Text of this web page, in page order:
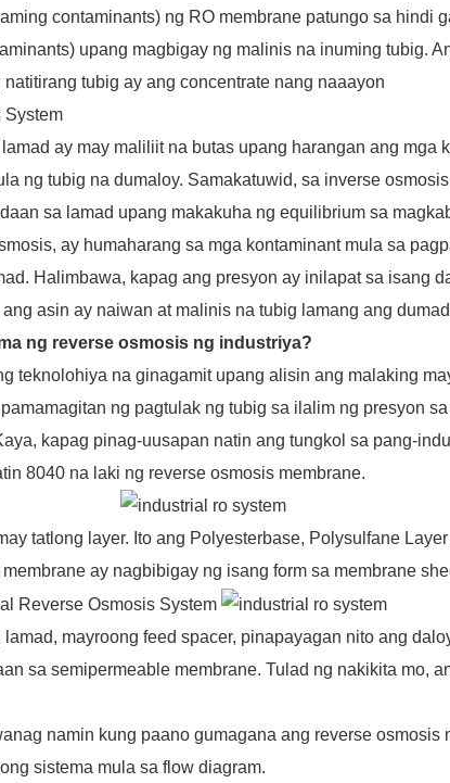
contaminants) ng RO membrane patungo sa hindi
upang magbigay ng malinis na inuming tubig.
tubig ay ang concentrate nang naaayon
ay may maliliit na butas upang harangan ang mga
ng tubig na dumaloy. Samakatuwid, sa inverse
sa lamad upang makakuha ng equilibrium sa
ay humaharang sa mga kontaminant mula sa
Halimbawa, kapag ang presyon ay inilapat sa isang
asin ay naiwan at malinis na tubig lamang ang
ng reverse osmosis ng industriya?
teknolohiya na ginagamit upang alisin ang malaking
ng pagtulak ng tubig sa ilalim ng presyon
kapag pinag-uusapan natin ang tungkol sa pang-
8040 na laki ng reverse osmosis membrane.
tatlong layer. Ito ang Polyesterbase, Polysulfane
ay nagbibigay ng isang form sa membrane
mayroong feed spacer, pinapayagan nito ang
sa semipermeable membrane. Tulad ng nakikita mo,
namin kung paano gumagana ang reverse osmosis
sistema mula sa flow diagram.